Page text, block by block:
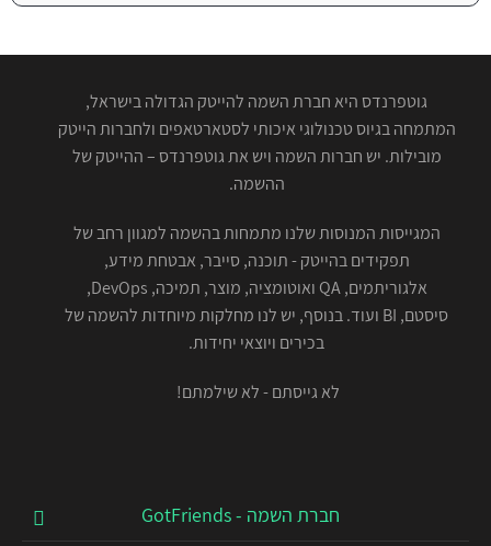
גוטפרנדס היא חברת השמה להייטק הגדולה בישראל,
המתמחה בגיוס טכנולוגי איכותי לסטארטאפים ולחברות הייטק
מובילות. יש חברות השמה ויש את גוטפרנדס – ההייטק של
ההשמה.
המגייסות המנוסות שלנו מתמחות בהשמה למגוון רחב של
תפקידים בהייטק - תוכנה, סייבר, אבטחת מידע,
אלגוריתמים, QA ואוטומציה, מוצר, תמיכה, DevOps,
סיסטם, BI ועוד. בנוסף, יש לנו מחלקות מיוחדות להשמה של
בכירים ויוצאי יחידות.
לא גייסתם - לא שילמתם!
חברת השמה - GotFriends